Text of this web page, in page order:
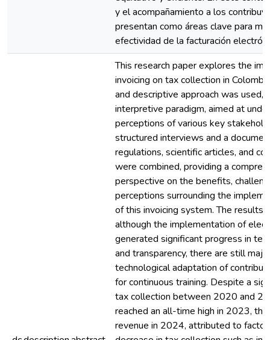
y el acompañamiento a los
presentan como áreas clave para
efectividad de la facturación
This research paper explores the
invoicing on tax collection in
and descriptive approach was used,
interpretive paradigm, aimed at
perceptions of various key
structured interviews and a
regulations, scientific articles, and
were combined, providing a
perspective on the benefits,
perceptions surrounding the
of this invoicing system. The results
although the implementation of
generated significant progress in
and transparency, there are still
technological adaptation of
for continuous training. Despite a
tax collection between 2020 and
reached an all-time high in 2023,
revenue in 2024, attributed to